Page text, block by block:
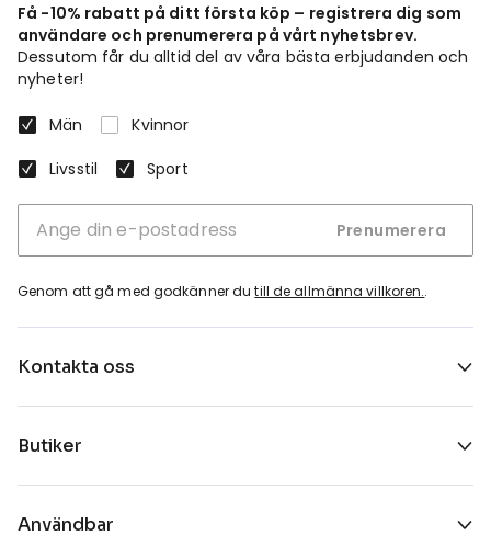
Få -10% rabatt på ditt första köp – registrera dig som
användare och prenumerera på vårt nyhetsbrev.
Dessutom får du alltid del av våra bästa erbjudanden och
nyheter!
Män
Kvinnor
Livsstil
Sport
Prenumerera
Genom att gå med godkänner dutill de allmänna villkoren..
Kontakta oss
Butiker
Användbar